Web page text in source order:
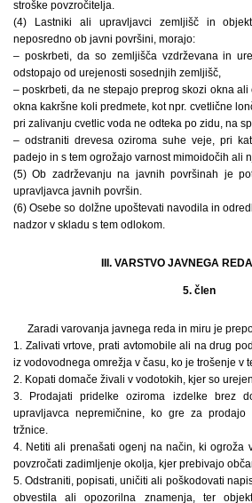
stroške povzročitelja.
(4) Lastniki ali upravljavci zemljišč in
neposredno ob javni površini, morajo:
– poskrbeti, da so zemljišča vzdrževana in
odstopajo od urejenosti sosednjih zemljišč,
– poskrbeti, da ne stepajo preprog skozi okna
okna kakršne koli predmete, kot npr. cvetlične
pri zalivanju cvetlic voda ne odteka po zidu, na
– odstraniti drevesa oziroma suhe veje, pri
padejo in s tem ogrožajo varnost mimoidočih ali
(5) Ob zadrževanju na javnih površinah je
upravljavca javnih površin.
(6) Osebe so dolžne upoštevati navodila in
nadzor v skladu s tem odlokom.
III. VARSTVO JAVNEGA
5. člen
Zaradi varovanja javnega reda in miru je
1. Zalivati vrtove, prati avtomobile ali na drug
iz vodovodnega omrežja v času, ko je trošenje v
2. Kopati domače živali v vodotokih, kjer so
3. Prodajati pridelke oziroma izdelke brez
upravljavca nepremičnine, ko gre za
tržnice.
4. Netiti ali prenašati ogenj na način, ki ogroža
povzročati zadimljenje okolja, kjer prebivajo
5. Odstraniti, popisati, uničiti ali poškodovati
obvestila ali opozorilna znamenja, ter